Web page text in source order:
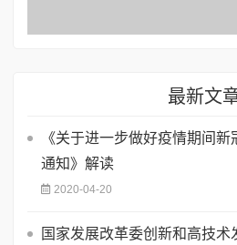
最新文
《关于进一步做好疫情期间
通知》解读
2020-04-20
国家发展改革委创新和高技